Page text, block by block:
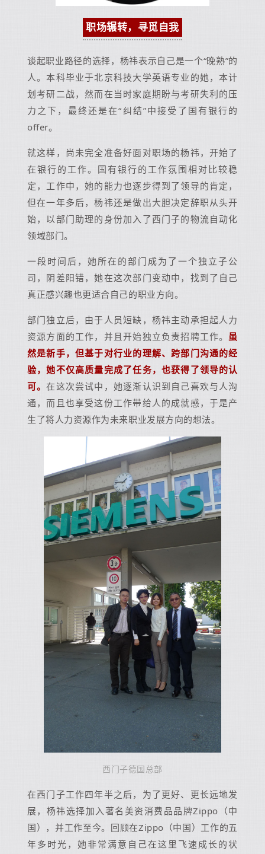
职场辗转，寻觅自我
谈起职业路径的选择，杨祎表示自己是一个“晚熟”的
人。本科毕业于北京科技大学英语专业的她，本计
划考研二战，然而在当时家庭期盼与考研失利的压
力之下，最终还是在“纠结”中接受了国有银行的
offer。
就这样，尚未完全准备好面对职场的杨祎，开始了
在银行的工作。国有银行的工作氛围相对比较稳
定，工作中，她的能力也逐步得到了领导的肯定，
但在一年多后，杨祎还是做出大胆决定辞职从头开
始，以部门助理的身份加入了西门子的物流自动化
领域部门。
一段时间后，她所在的部门成为了一个独立子公
司，阴差阳错，她在这次部门变动中，找到了自己
真正感兴趣也更适合自己的职业方向。
部门独立后，由于人员短缺，杨祎主动承担起人力
资源方面的工作，并且开始独立负责招聘工作。 虽
然是新手，但基于对行业的理解、跨部门沟通的经
验，她不仅高质量完成了任务，也获得了领导的认
可。在这次尝试中，她逐渐认识到自己喜欢与人沟
通，而且也享受这份工作带给人的成就感，于是产
生了将人力资源作为未来职业发展方向的想法。
西门子德国总部
在西门子工作四年半之后，为了更好、更长远地发
展，杨祎选择加入著名美资消费品品牌Zippo（中
国），并工作至今。回顾在Zippo（中国）工作的五
年多时光，她非常满意自己在这里飞速成长的状